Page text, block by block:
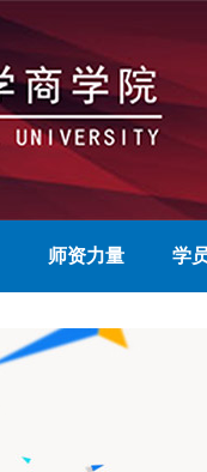
师资力量 学